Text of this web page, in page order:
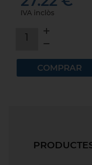
IVA inclòs
1
COMPRAR